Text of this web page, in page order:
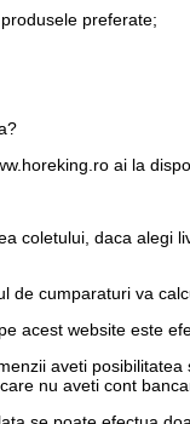
preferate;
ai la
coletului, daca
de cumparaturi va
acest website este
aveti
nu aveti cont